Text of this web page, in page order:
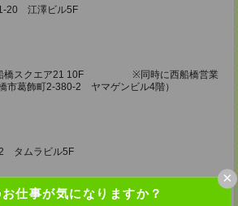
仕事が気になりますか？
×
20 江澤ビル5F
船橋スクエア21 10F ※同時に西船橋営業
市葛飾町2-380-2 ヤマゲンビル4階）
タムラビル5F